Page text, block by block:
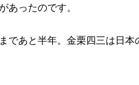
あったのです。
であと半年。金栗四三は日